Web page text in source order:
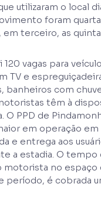
utilizaram o local
foram
terceiro, as
vagas para
TV e
banheiros com
têm à
O PPD de
em operação em
e entrega aos
a estadia. O tempo
motorista no espaço
período, é cobrada